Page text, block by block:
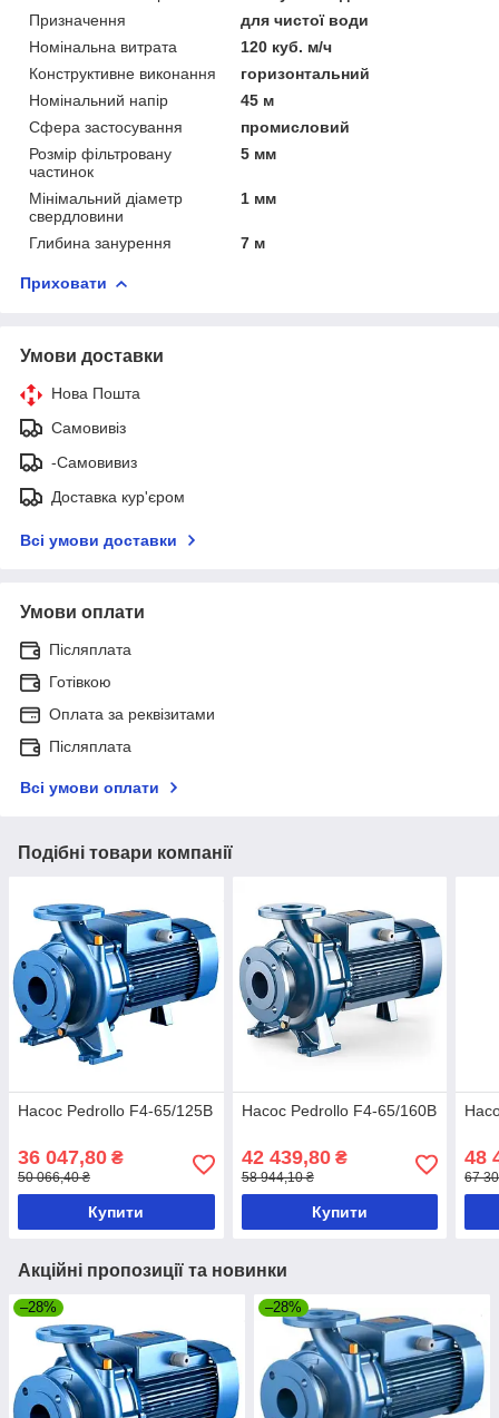
Призначення
для чистої води
Номінальна витрата
120 куб. м/ч
Конструктивне виконання
горизонтальний
Номінальний напір
45 м
Сфера застосування
промисловий
Розмір фільтровану
частинок
5 мм
Мінімальний діаметр
свердловини
1 мм
Глибина занурення 7 м
Приховати
Умови доставки
Нова Пошта
Самовивіз
-Самовивиз
Доставка кур'єром
Всі умови доставки
Умови оплати
Післяплата
Готівкою
Оплата за реквізитами
Післяплата
Всі умови оплати
Подібні товари компанії
Насос Pedrollo F4-65/125B
36 047,80 ₴
50 066,40 ₴
Купити
Насос Pedrollo F4-65/160B
42 439,80₴
58 944,10 ₴
Купити
48
67
Акційні пропозиції та новинки
–28% –28%